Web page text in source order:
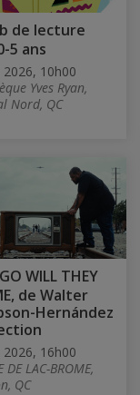
de lecture
5 ans
10h00
Yves Ryan,
Nord, QC
WILL THEY
de Walter
Hernández
16h00
DE LAC-BROME,
QC